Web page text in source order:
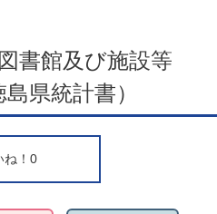
書館及び施設等
島県統計書）
！ 0